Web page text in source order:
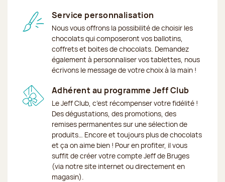
Service personnalisation
Nous vous offrons la possibilité de choisir les
chocolats qui composeront vos ballotins,
coffrets et boites de chocolats. Demandez
également à personnaliser vos tablettes, nous
écrivons le message de votre choix à la main !
Adhérent au programme Jeff Club
Le Jeff Club, c’est récompenser votre fidélité !
Des dégustations, des promotions, des
remises permanentes sur une sélection de
produits… Encore et toujours plus de chocolats
et ça on aime bien ! Pour en profiter, il vous
suffit de créer votre compte Jeff de Bruges
(via notre site internet ou directement en
magasin).